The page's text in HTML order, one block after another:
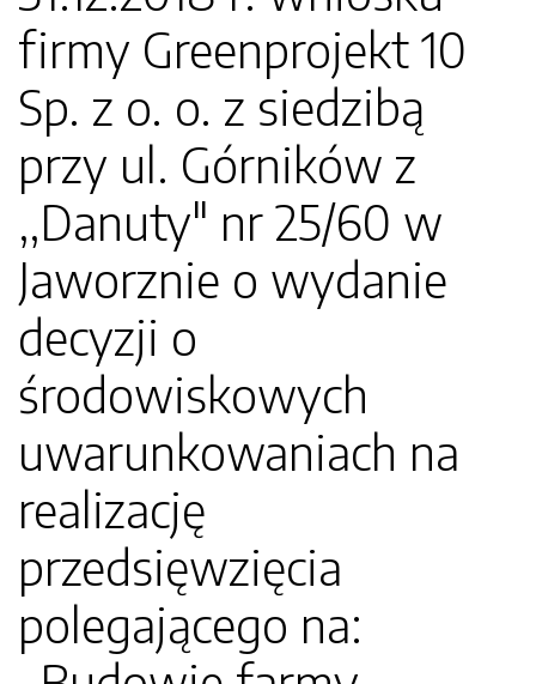
firmy Greenprojekt 10
Sp. z o. o. z siedzibą
przy ul. Górników z
,,Danuty" nr 25/60 w
Jaworznie o wydanie
decyzji o
środowiskowych
uwarunkowaniach na
realizację
przedsięwzięcia
polegającego na: